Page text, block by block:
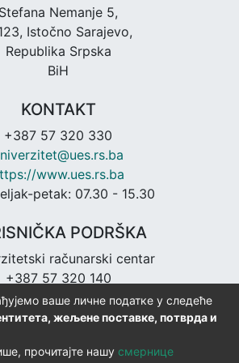
Stefana Nemanje 5,
Istočno Sarajevo,
Republika Srpska
BiH
KONTAKT
+387 57 320 330
www.ues.rs.ba
petak: 07.30 - 15.30
PODRŠKA
računarski centar
+387 57 320 140
urc@ues.rs.ba
urc.ues.rs.ba
ваше личне податке у следеће
жељене поставке, потврда и
прочитајте нашу смернице